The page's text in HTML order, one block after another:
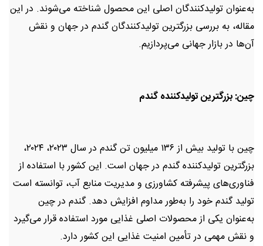
به‌عنوان تولیدکنندگان اصلی این محصول شناخته می‌شوند. در این
مقاله، به بررسی بزرگترین تولیدکنندگان گندم در جهان و نقش
آن‌ها در بازار جهانی می‌پردازیم.
چین: بزرگترین تولیدکننده گندم
چین با تولید بیش از ۱۳۶ میلیون تن گندم در سال ۲۰۲۳، ۲۰۲۴،
بزرگترین تولیدکننده گندم در جهان است. این کشور با استفاده از
فناوری‌های پیشرفته کشاورزی و مدیریت منابع آب، توانسته است
تولید گندم خود را به‌طور مداوم افزایش دهد. گندم در چین
به‌عنوان یکی از محصولات اصلی غذایی مورد استفاده قرار می‌گیرد
و نقش مهمی در تأمین امنیت غذایی این کشور دارد.